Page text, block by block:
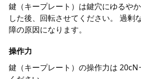
キャスター・アジャスター・
ニターアーム
K・KC
鍵（キープレート）は鍵穴にゆるや
した後、回転させてください。 過剰
障の原因になります。
操作力
鍵（キープレート）の操作力は 20cN